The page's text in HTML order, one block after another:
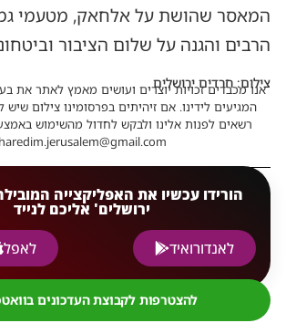
המאסר שהושת על אלחאק, מטעמי
הרבים והגנה על שלום הציבור
צילום: חרדים ירושלים
אנו מכבדים זכויות יוצרים ועושים מאמץ לאתר את
המגיעים לידינו. אם זיהיתים בפרסומינו צילום שיש
רשאים לפנות אלינו ולבקש לחדול מהשימוש
haredim.jerusalem@gmail.com
הורידו עכשיו את האפליקצייה
ירושלים' אליכם לנייד
לאנדורואיד
לאפל
להצטרפות לקבוצת העדכונים